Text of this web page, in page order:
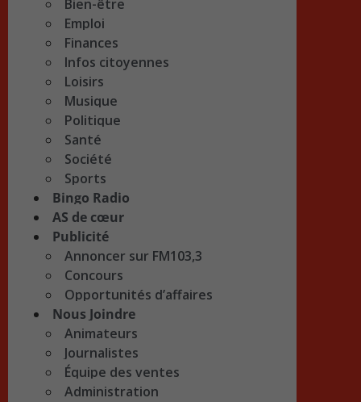
Bien-être
Emploi
Finances
Infos citoyennes
Loisirs
Musique
Politique
Santé
Société
Sports
Bingo Radio
AS de cœur
Publicité
Annoncer sur FM103,3
Concours
Opportunités d’affaires
Nous Joindre
Animateurs
Journalistes
Équipe des ventes
Administration